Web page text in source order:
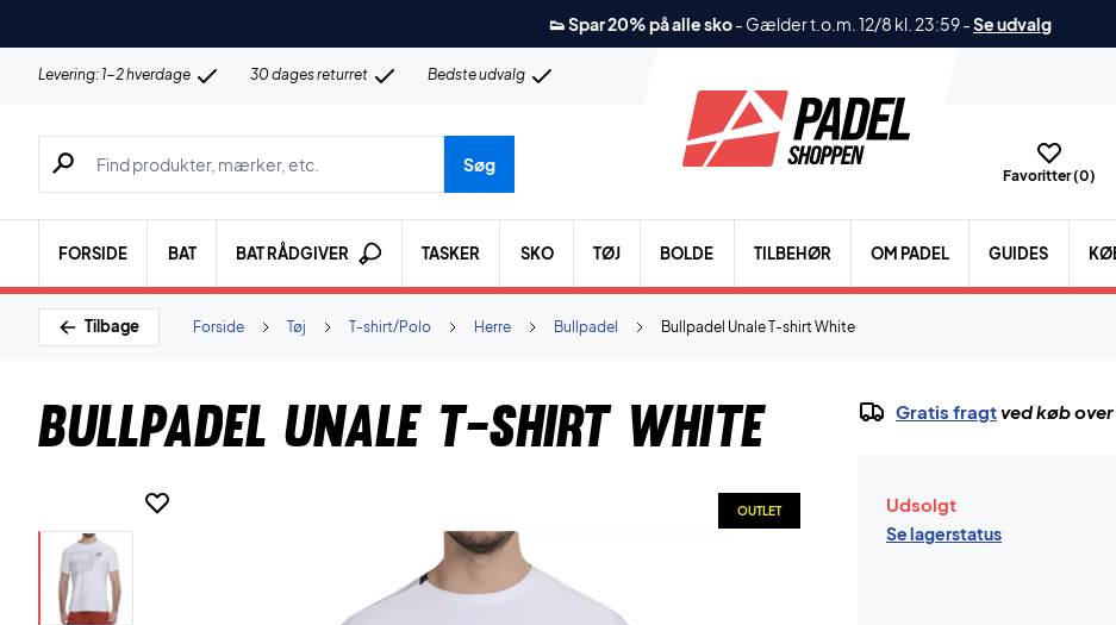
👟 Spar 20% på alle sko- Gælder t.o.m. 12/8 kl. 23:59-Se udvalg
Levering: 1-2 hverdage 30 dages returret Bedste udvalg
Søg efter produkter, mærker etc.
Søg
Favoritter (0)
FORSIDE BAT BAT RÅDGIVER TASKER SKO TØJ BOLDE TILBEHØR OM PADEL GUIDES
Tilbage Bullpadel Unale T-shirt White
Bullpadel
Herre
T-shirt/Polo
Tøj
Forside
Bullpadel Unale T-shirt White
OUTLET
Gratis fragtved køb
Udsolgt
Se lagerstatus